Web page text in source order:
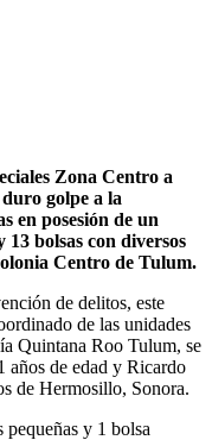
Zona Centro a
golpe a la
en posesión de un
bolsas con diversos
Centro de Tulum.
de delitos, este
de las unidades
Quintana Roo Tulum, se
de edad y Ricardo
de Hermosillo, Sonora.
pequeñas y 1 bolsa